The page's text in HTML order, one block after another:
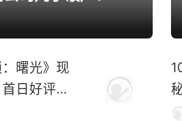
曙光》现
日好评率